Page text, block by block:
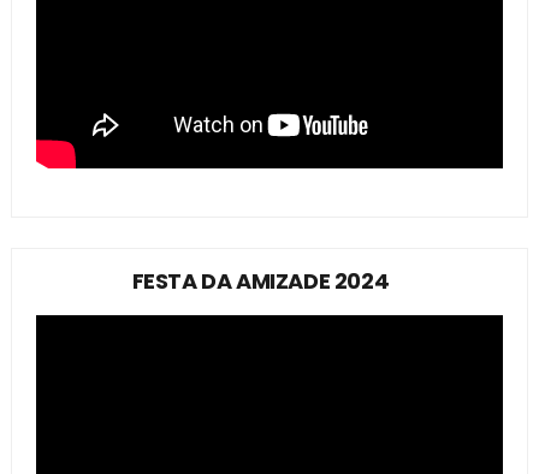
FESTA DA AMIZADE 2024